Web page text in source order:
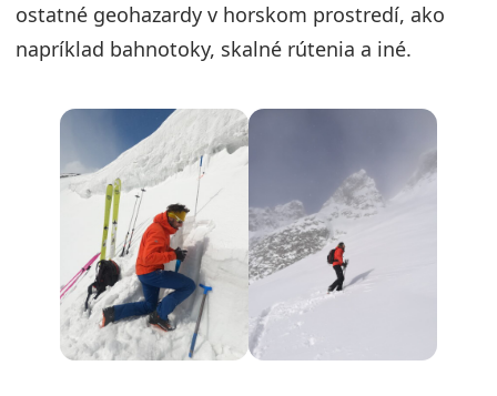
ostatné geohazardy v horskom prostredí, ako
napríklad bahnotoky, skalné rútenia a iné.